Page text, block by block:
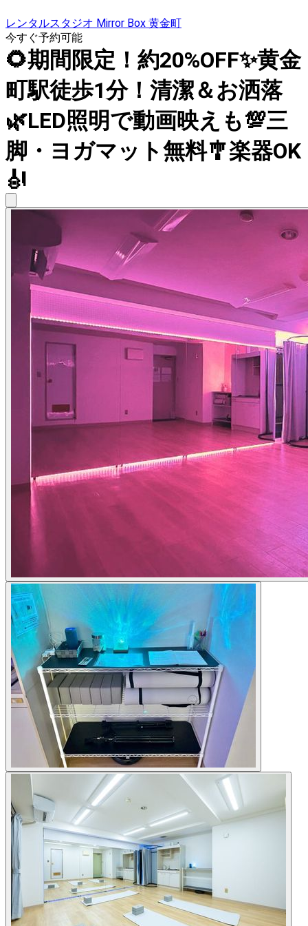
レンタルスタジオ Mirror Box 黄金町
今すぐ予約可能
🌻期間限定！約20%OFF✨黄金
町駅徒歩1分！清潔＆お洒落
🌿LED照明で動画映えも💯三
脚・ヨガマット無料🎐楽器OK
🎻